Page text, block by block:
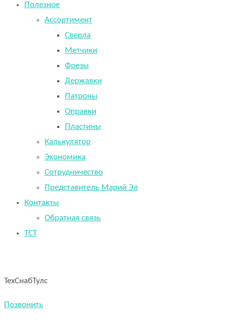
Полезное
Ассортимент
Сверла
Метчики
Фрезы
Державки
Патроны
Оправки
Пластины
Калькулятор
Экономика
Сотрудничество
Представитель Марий Эл
Контакты
Обратная связь
TCT
ТехСнабТулс
Позвонить